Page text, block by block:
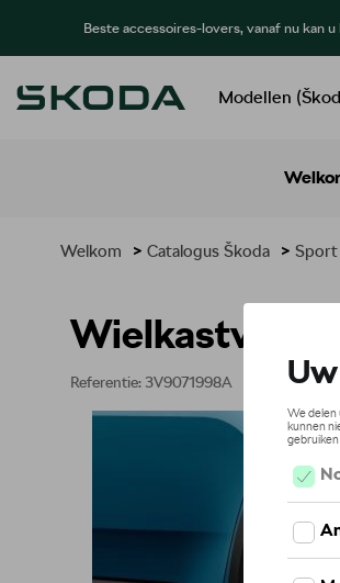
Beste accessoires-lovers, vanaf nu kan
Modellen
Welkom > Catalogus Škoda > Sport
Referentie: 3V9071998A